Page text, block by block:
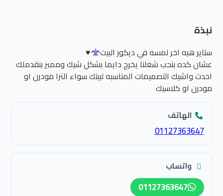
نبذة
ستاير هيه اخر لمسه في ديكور البيت
♥️
عشان كده بنحب شغلنا يخرج دايما بشكل شيك ومميز بنقدملك
احدث واشيك التصميمات المناسبه لبيتك سواء الترا مودرن او
مودرن او كلاسيك
الهاتف
01127363647
واتساب
01127363647